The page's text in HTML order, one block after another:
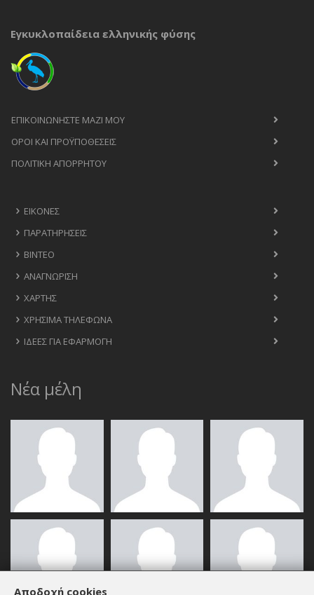
Εγκυκλοπαίδεια ελληνικής φύσης
ΕΠΙΚΟΙΝΩΝΉΣΤΕ ΜΑΖΊ ΜΟΥ
ΟΡΟΙ ΚΑΙ ΠΡΟΫΠΟΘΈΣΕΙΣ
ΠΟΛΙΤΙΚΉ ΑΠΟΡΡΉΤΟΥ
ΕΙΚΌΝΕΣ
ΠΑΡΑΤΗΡΉΣΕΙΣ
ΒΊΝΤΕΟ
ΑΝΑΓΝΏΡΙΣΗ
ΧΆΡΤΗΣ
ΧΡΉΣΙΜΑ ΤΗΛΈΦΩΝΑ
ΙΔΈΕΣ ΓΙΑ ΕΦΑΡΜΟΓΉ
Νέα μέλη
Αποδοχή cookies